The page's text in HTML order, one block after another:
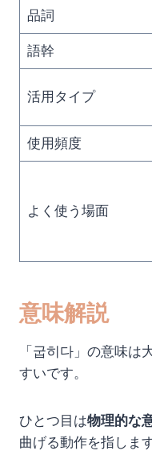
品詞
語幹
活用タイプ
使用頻度
よく使う場面
意味解説
「굽히다」の意味は
すいです。
ひとつ目は物理的な
曲げる動作を指しま